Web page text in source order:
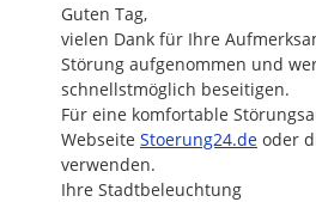
Guten Tag,
vielen Dank für Ihre
Störung aufgenommen und
schnellstmöglich beseitigen.
Für eine komfortable
Webseite http://
Stoerung24.de oder
verwenden.
Ihre Stadtbeleuchtung